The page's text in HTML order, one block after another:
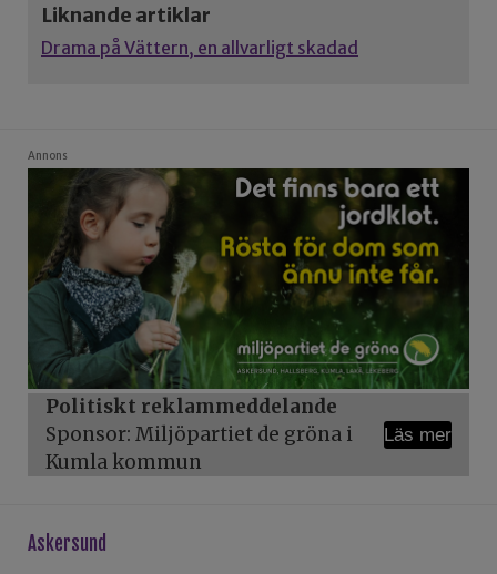
Liknande artiklar
Drama på Vättern, en allvarligt skadad
Annons
Politiskt reklammeddelande
Sponsor: Miljöpartiet de gröna i
Kumla kommun
Läs mer
askersund